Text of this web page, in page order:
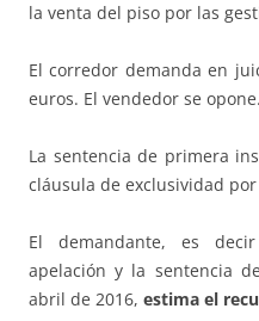
la venta del piso por las
El corredor demanda en
euros. El vendedor se opone.
La sentencia de primera
cláusula de exclusividad
El demandante, es
apelación y la sentencia
abril de 2016, estima el